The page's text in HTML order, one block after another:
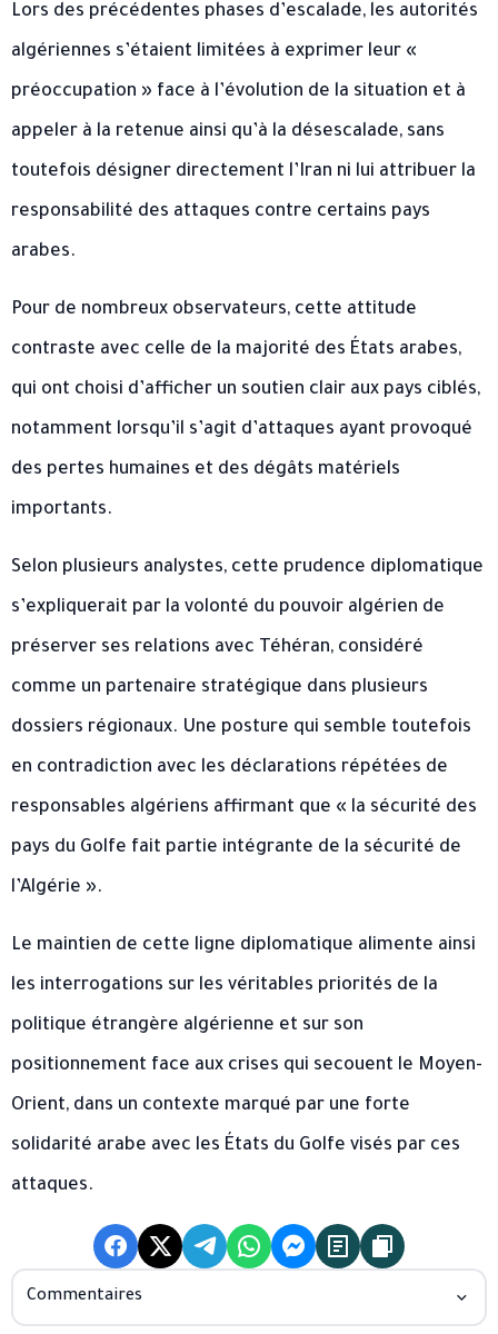
Lors des précédentes phases d’escalade, les autorités
algériennes s’étaient limitées à exprimer leur «
préoccupation » face à l’évolution de la situation et à
appeler à la retenue ainsi qu’à la désescalade, sans
toutefois désigner directement l’Iran ni lui attribuer la
responsabilité des attaques contre certains pays
arabes.
Pour de nombreux observateurs, cette attitude
contraste avec celle de la majorité des États arabes,
qui ont choisi d’afficher un soutien clair aux pays ciblés,
notamment lorsqu’il s’agit d’attaques ayant provoqué
des pertes humaines et des dégâts matériels
importants.
Selon plusieurs analystes, cette prudence diplomatique
s’expliquerait par la volonté du pouvoir algérien de
préserver ses relations avec Téhéran, considéré
comme un partenaire stratégique dans plusieurs
dossiers régionaux. Une posture qui semble toutefois
en contradiction avec les déclarations répétées de
responsables algériens affirmant que « la sécurité des
pays du Golfe fait partie intégrante de la sécurité de
l’Algérie ».
Le maintien de cette ligne diplomatique alimente ainsi
les interrogations sur les véritables priorités de la
politique étrangère algérienne et sur son
positionnement face aux crises qui secouent le Moyen-
Orient, dans un contexte marqué par une forte
solidarité arabe avec les États du Golfe visés par ces
attaques.
Commentaires